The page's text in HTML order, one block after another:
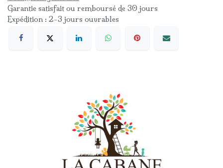
Garantie satisfait ou remboursé de 30 jours
Expédition : 2-3 jours ouvrables